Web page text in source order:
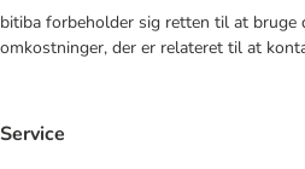
bitiba forbeholder sig retten til at bruge
omkostninger, der er relateret til at
Service